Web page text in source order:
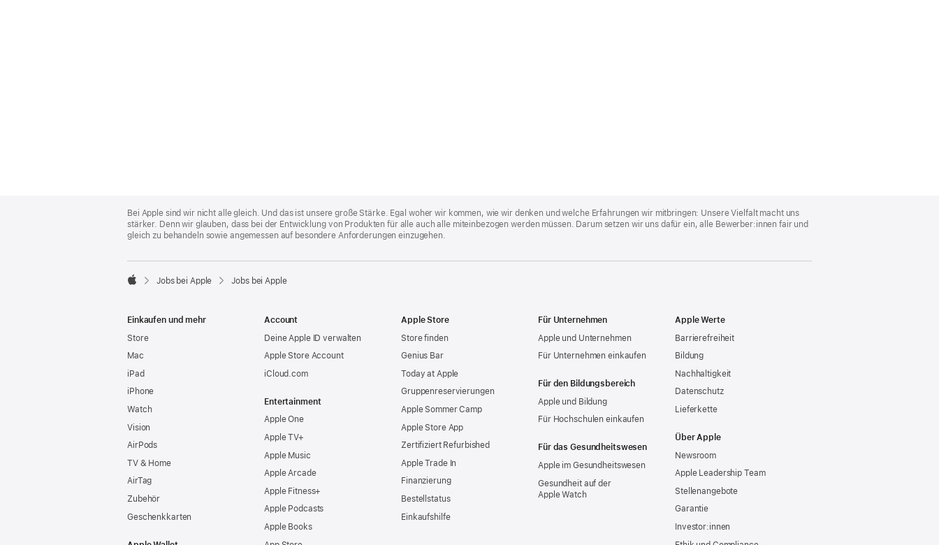
Footer
Bei Apple sind wir nicht alle gleich. Und das ist unsere große Stärke. Egal woher wir kommen, wie wir denken und welche Erfahrungen wir mitbringen: Unsere Vielfalt macht uns
stärker. Denn wir glauben, dass bei der Entwicklung von Produkten für alle auch alle miteinbezogen werden müssen. Darum setzen wir uns dafür ein, alle Bewerber:innen fair und
gleich zu behandeln sowie angemessen auf besondere Anforderungen einzugehen.

Jobs bei Apple Jobs bei Apple
Einkaufen und mehr
Store
Mac
iPad
iPhone
Watch
Vision
AirPods
TV & Home
AirTag
Zubehör
Geschenkkarten
Account
Deine Apple ID verwalten
Apple Store Account
iCloud.com
Entertainment
Apple One
Apple TV+
Apple Music
Apple Arcade
Apple Fitness+
Apple Podcasts
Apple Books
Apple Store
Store finden
Genius Bar
Today at Apple
Gruppen­reservierungen
Apple Sommer Camp
Apple Store App
Zertifiziert Refurbished
Apple Trade In
Finanzierung
Bestellstatus
Einkaufshilfe
Für Unternehmen
Apple und Unternehmen
Für Unternehmen einkaufen
Für den Bildungsbereich
Apple und Bildung
Für Hochschulen einkaufen
Für das Gesundheitswesen
Apple im Gesundheitswesen
Gesundheit auf der
Apple Watch
Apple Werte
Barrierefreiheit
Bildung
Nachhaltigkeit
Datenschutz
Lieferkette
Über Apple
Newsroom
Apple Leadership Team
Stellenangebote
Garantie
Investor:innen